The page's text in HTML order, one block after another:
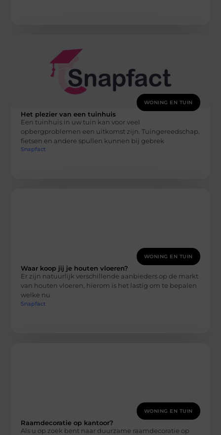
WONING EN TUIN
Het plezier van een tuinhuis
Een tuinhuis in uw tuin kan voor veel
opbergproblemen een uitkomst zijn. Tuingereedschap,
fietsen en andere spullen kunnen bij gebrek
Snapfact
WONING EN TUIN
Waar koop jij je houten vloeren?
Er zijn natuurlijk verschillende aanbieders op de markt
van houten vloeren, hierom is het lastig om te bepalen
welke nu
Snapfact
WONING EN TUIN
Raamdecoratie op kantoor?
Als u op zoek bent naar duurzame raamdecoratie op